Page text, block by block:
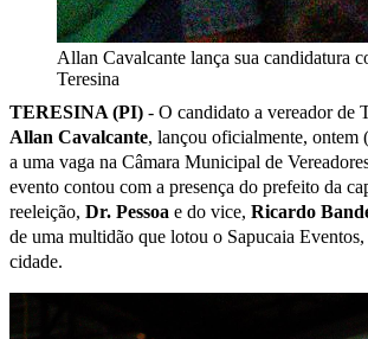
Allan Cavalcante lança sua candidatura
Teresina
TERESINA (PI) - O candidato a vereador de
Allan Cavalcante, lançou oficialmente, ontem
a uma vaga na Câmara Municipal de
evento contou com a presença do prefeito da
reeleição, Dr. Pessoa e do vice, Ricardo
de uma multidão que lotou o Sapucaia
cidade.